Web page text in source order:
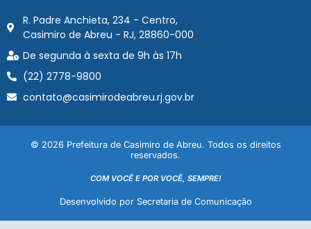
R. Padre Anchieta, 234 - Centro,
Casimiro de Abreu - RJ, 28860-000
De segunda à sexta de 9h às 17h
(22) 2778-9800
contato@casimirodeabreu.rj.gov.br
© 2026 Prefeitura de Casimiro de Abreu. Todos os direitos
reservados.
COM VOCÊ E POR VOCÊ, SEMPRE!
Desenvolvido por Secretaria de Comunicação